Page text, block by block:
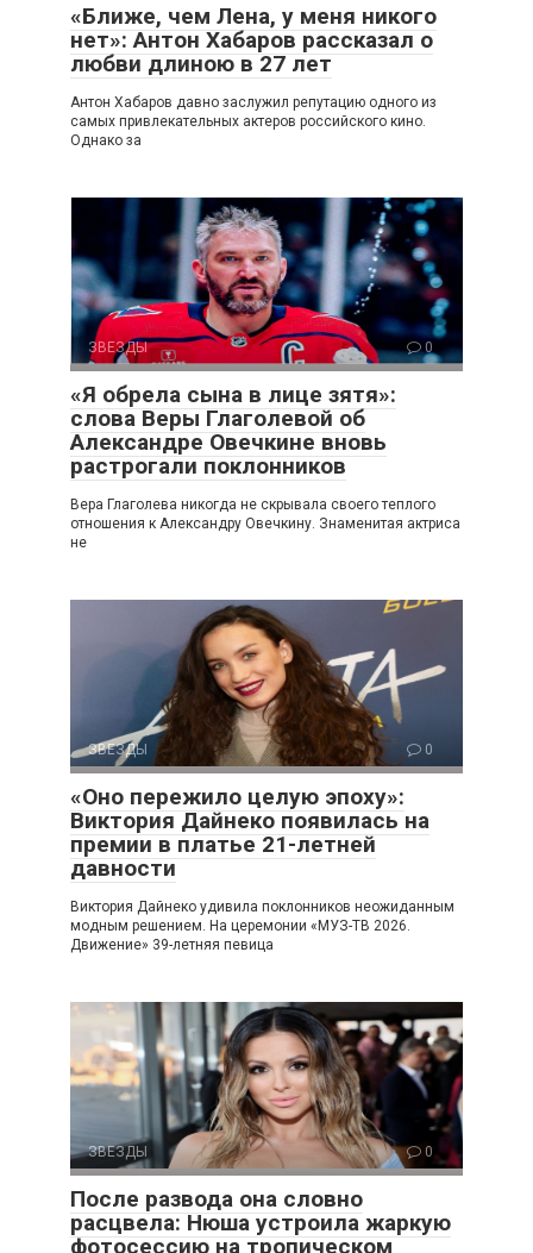
«Ближе, чем Лена, у меня никого
нет»: Антон Хабаров рассказал о
любви длиною в 27 лет
Антон Хабаров давно заслужил репутацию одного из
самых привлекательных актеров российского кино.
Однако за
ЗВЕЗДЫ 0
«Я обрела сына в лице зятя»:
слова Веры Глаголевой об
Александре Овечкине вновь
растрогали поклонников
Вера Глаголева никогда не скрывала своего теплого
отношения к Александру Овечкину. Знаменитая актриса
не
ЗВЕЗДЫ 0
«Оно пережило целую эпоху»:
Виктория Дайнеко появилась на
премии в платье 21-летней
давности
Виктория Дайнеко удивила поклонников неожиданным
модным решением. На церемонии «МУЗ-ТВ 2026.
Движение» 39-летняя певица
ЗВЕЗДЫ 0
После развода она словно
расцвела: Нюша устроила жаркую
фотосессию на тропическом